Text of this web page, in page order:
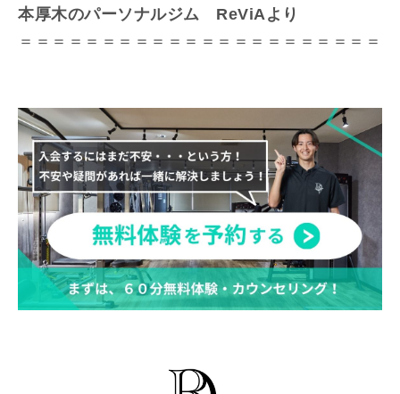
本厚木のパーソナルジム ReViAより
＝＝＝＝＝＝＝＝＝＝＝＝＝＝＝＝＝＝＝＝＝＝